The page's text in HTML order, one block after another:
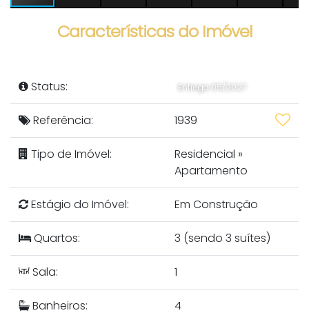
Características do Imóvel
Status: Entrega 05/2027
Referência: 1939
Tipo de Imóvel: Residencial »
Apartamento
Estágio do Imóvel: Em Construção
Quartos: 3 (sendo 3 suítes)
Sala: 1
Banheiros: 4